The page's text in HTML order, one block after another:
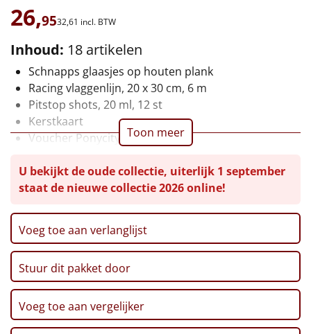
Luxe
Mannen
Vrouwen
Duurzaam
Goedkope
Uniek
Alle thema's
Artikel
Hitster NIEUW
26,9532,61 incl. BTW
Inhoud: 18 artikelen
Schnapps glaasjes op houten plank
Racing vlaggenlijn, 20 x 30 cm, 6 m
Pitstop shots, 20 ml, 12 st
Kerstkaart
Voucher Ponycity
Verpakt in een feestelijke kerstdoos
Toon meer
U bekijkt de oude collectie, uiterlijk 1 september
staat de nieuwe collectie 2026 online!
Voeg toe aan verlanglijst
Stuur dit pakket door
Voeg toe aan vergelijker